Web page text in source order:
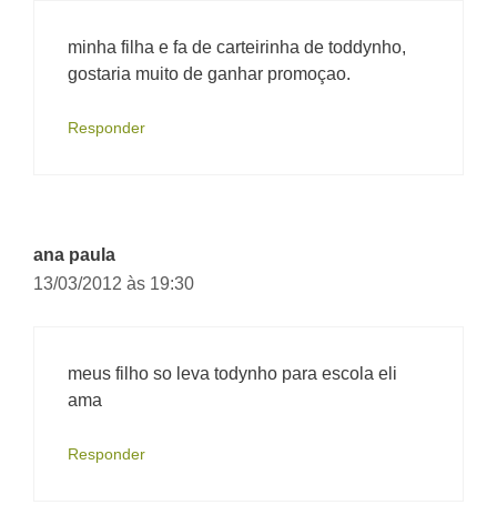
minha filha e fa de carteirinha de toddynho,
gostaria muito de ganhar promoçao.
Responder
ana paula
13/03/2012 às 19:30
meus filho so leva todynho para escola eli
ama
Responder